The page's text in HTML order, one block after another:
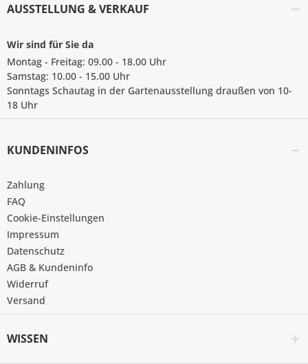
AUSSTELLUNG & VERKAUF
Wir sind für Sie da
Montag - Freitag: 09.00 - 18.00 Uhr
Samstag: 10.00 - 15.00 Uhr
Sonntags Schautag in der Gartenausstellung draußen von 10-
18 Uhr
KUNDENINFOS
Zahlung
FAQ
Cookie-Einstellungen
Impressum
Datenschutz
AGB & Kundeninfo
Widerruf
Versand
WISSEN